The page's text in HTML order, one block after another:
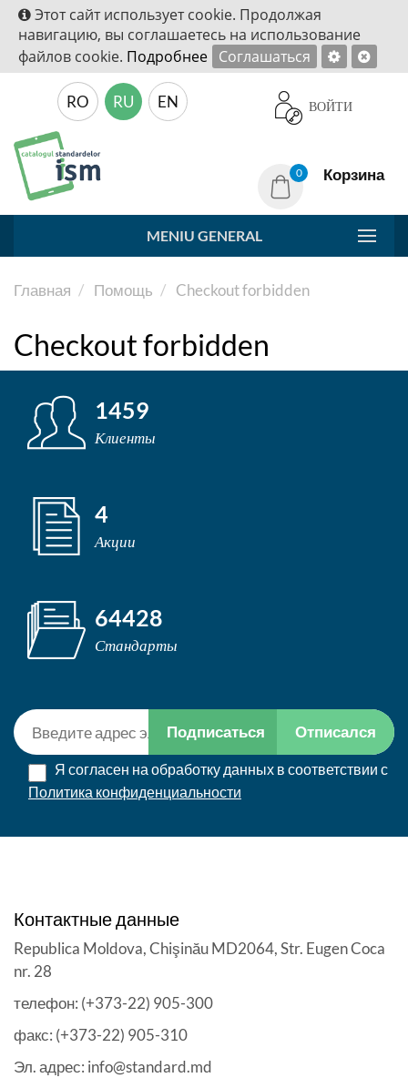
Этот сайт использует cookie. Продолжая
навигацию, вы соглашаетесь на использование
файлов cookie. Подробнее Соглашаться
ВОЙТИ
RO RU EN
0 Корзина
MENIU GENERAL
Главная Помощь Checkout forbidden
Checkout forbidden
1459
Клиенты
4
Акции
64428
Стандарты
Подписаться Отписался
Я согласен на обработку данных в соответствии с
Политика конфиденциальности
Контактные данные
Republica Moldova, Chişinău MD2064, Str. Eugen Coca
nr. 28
телефон: (+373-22) 905-300
факс: (+373-22) 905-310
Эл. адрес: info@standard.md